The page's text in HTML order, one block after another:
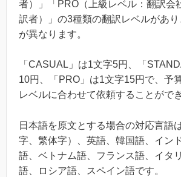
者）」「PRO（上級レベル：翻訳会
訳者）」の3種類の翻訳レベルがあ
が異なります。
「CASUAL」は1文字5円、「
10円、「PRO」は1文字15円で、予
レベルに合わせて依頼することがで
日本語を原文とする場合の対応言語
字、繁体字）、英語、韓国語、イン
語、ベトナム語、フランス語、イタ
語、ロシア語、スペイン語です。